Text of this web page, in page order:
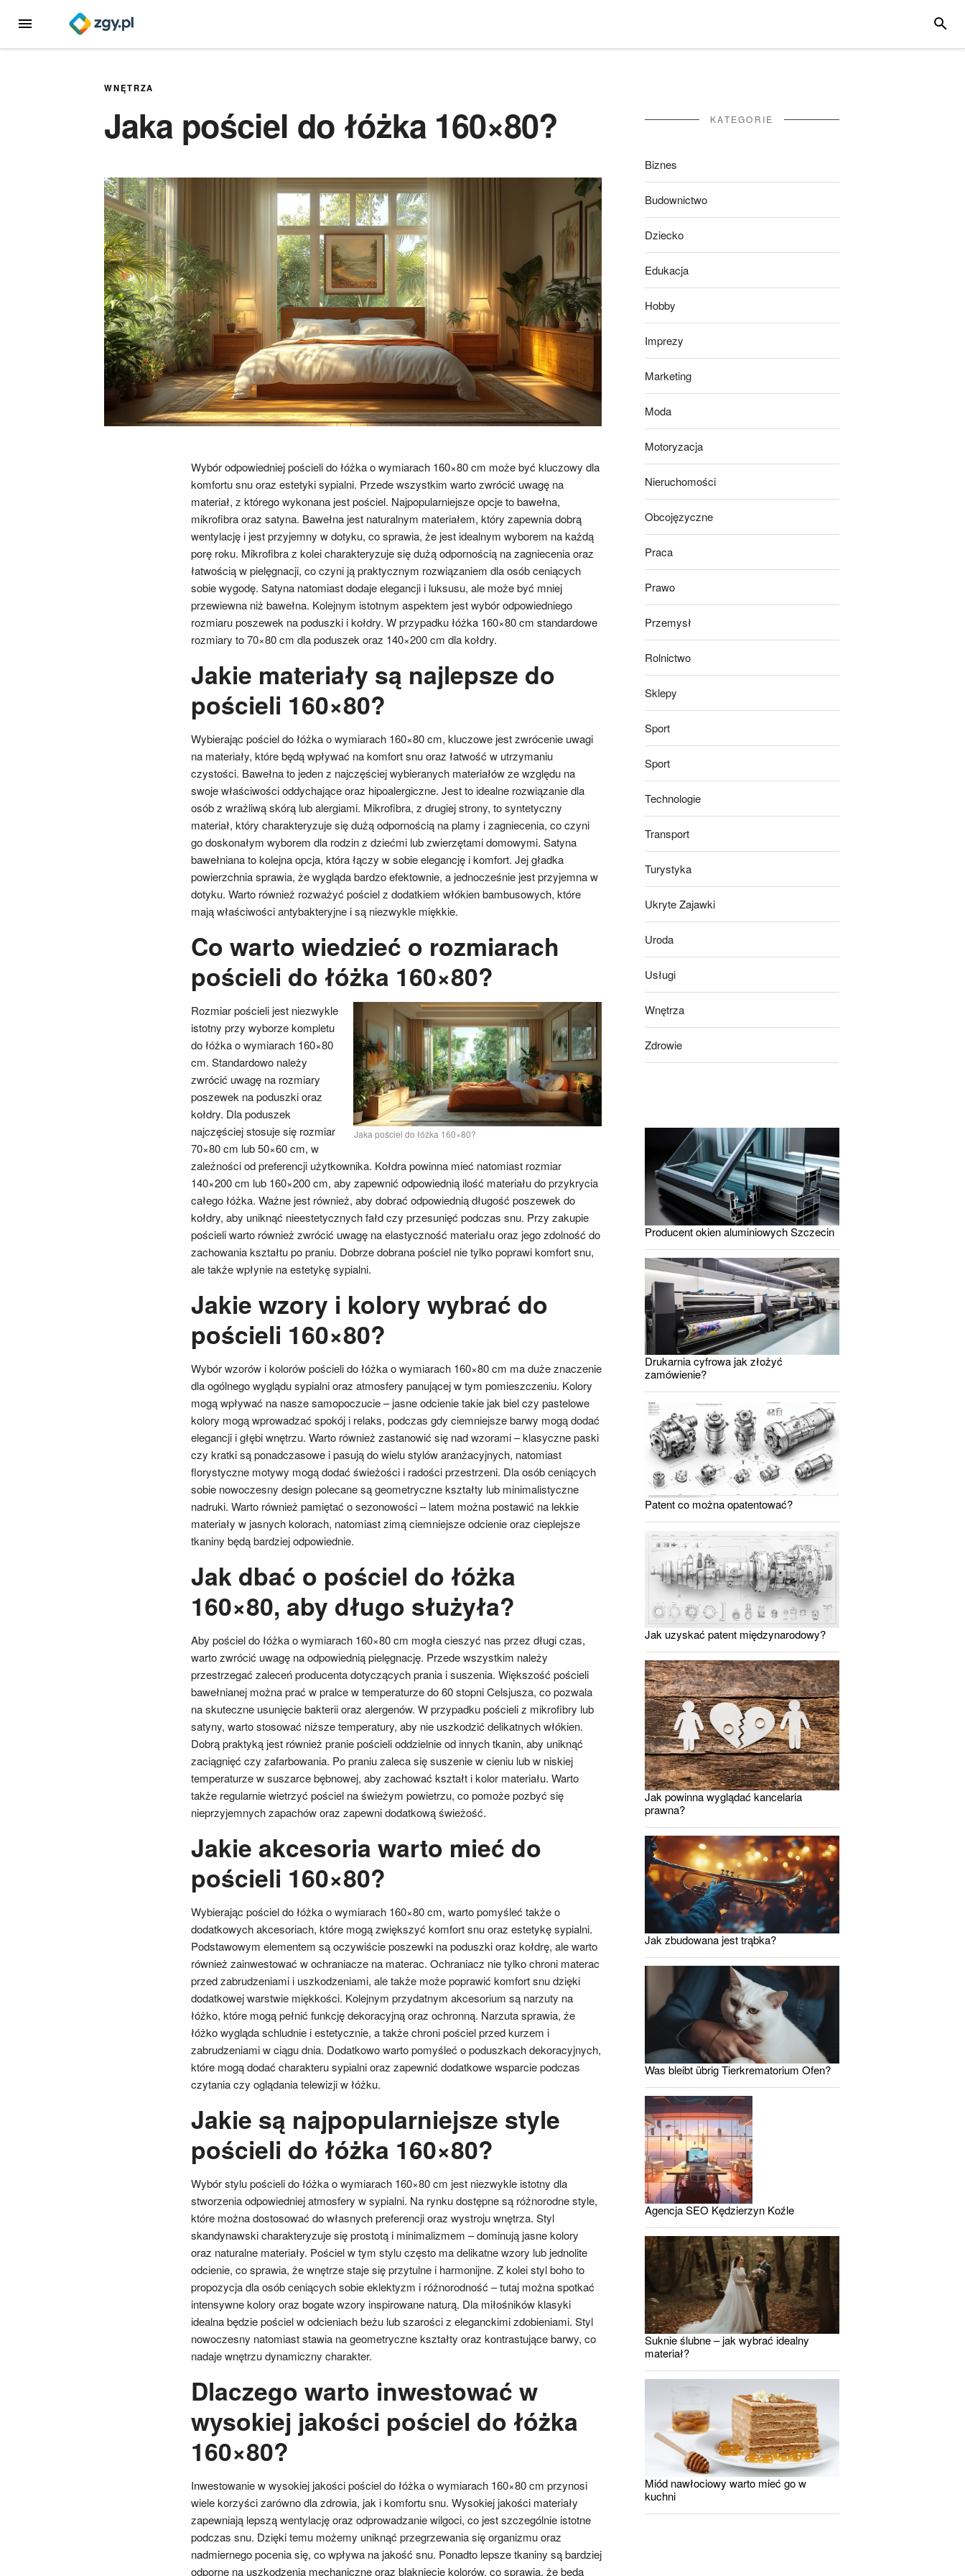
MENU
WNĘTRZA
Jaka pościel do łóżka 160×80?
Wybór odpowiedniej pościeli do łóżka o wymiarach 160×80 cm może być kluczowy dla
komfortu snu oraz estetyki sypialni. Przede wszystkim warto zwrócić uwagę na
materiał, z którego wykonana jest pościel. Najpopularniejsze opcje to bawełna,
mikrofibra oraz satyna. Bawełna jest naturalnym materiałem, który zapewnia dobrą
wentylację i jest przyjemny w dotyku, co sprawia, że jest idealnym wyborem na każdą
porę roku. Mikrofibra z kolei charakteryzuje się dużą odpornością na zagniecenia oraz
łatwością w pielęgnacji, co czyni ją praktycznym rozwiązaniem dla osób ceniących
sobie wygodę. Satyna natomiast dodaje elegancji i luksusu, ale może być mniej
przewiewna niż bawełna. Kolejnym istotnym aspektem jest wybór odpowiedniego
rozmiaru poszewek na poduszki i kołdry. W przypadku łóżka 160×80 cm standardowe
rozmiary to 70×80 cm dla poduszek oraz 140×200 cm dla kołdry.
Jakie materiały są najlepsze do
pościeli 160×80?
Wybierając pościel do łóżka o wymiarach 160×80 cm, kluczowe jest zwrócenie uwagi
na materiały, które będą wpływać na komfort snu oraz łatwość w utrzymaniu
czystości. Bawełna to jeden z najczęściej wybieranych materiałów ze względu na
swoje właściwości oddychające oraz hipoalergiczne. Jest to idealne rozwiązanie dla
osób z wrażliwą skórą lub alergiami. Mikrofibra, z drugiej strony, to syntetyczny
materiał, który charakteryzuje się dużą odpornością na plamy i zagniecenia, co czyni
go doskonałym wyborem dla rodzin z dziećmi lub zwierzętami domowymi. Satyna
bawełniana to kolejna opcja, która łączy w sobie elegancję i komfort. Jej gładka
powierzchnia sprawia, że wygląda bardzo efektownie, a jednocześnie jest przyjemna w
dotyku. Warto również rozważyć pościel z dodatkiem włókien bambusowych, które
mają właściwości antybakteryjne i są niezwykle miękkie.
Co warto wiedzieć o rozmiarach
pościeli do łóżka 160×80?
Jaka pościel do łóżka 160×80?
Rozmiar pościeli jest niezwykle
istotny przy wyborze kompletu
do łóżka o wymiarach 160×80
cm. Standardowo należy
zwrócić uwagę na rozmiary
poszewek na poduszki oraz
kołdry. Dla poduszek
najczęściej stosuje się rozmiar
70×80 cm lub 50×60 cm, w
zależności od preferencji użytkownika. Kołdra powinna mieć natomiast rozmiar
140×200 cm lub 160×200 cm, aby zapewnić odpowiednią ilość materiału do przykrycia
całego łóżka. Ważne jest również, aby dobrać odpowiednią długość poszewek do
kołdry, aby uniknąć nieestetycznych fałd czy przesunięć podczas snu. Przy zakupie
pościeli warto również zwrócić uwagę na elastyczność materiału oraz jego zdolność do
zachowania kształtu po praniu. Dobrze dobrana pościel nie tylko poprawi komfort snu,
ale także wpłynie na estetykę sypialni.
Jakie wzory i kolory wybrać do
pościeli 160×80?
Wybór wzorów i kolorów pościeli do łóżka o wymiarach 160×80 cm ma duże znaczenie
dla ogólnego wyglądu sypialni oraz atmosfery panującej w tym pomieszczeniu. Kolory
mogą wpływać na nasze samopoczucie – jasne odcienie takie jak biel czy pastelowe
kolory mogą wprowadzać spokój i relaks, podczas gdy ciemniejsze barwy mogą dodać
elegancji i głębi wnętrzu. Warto również zastanowić się nad wzorami – klasyczne paski
czy kratki są ponadczasowe i pasują do wielu stylów aranżacyjnych, natomiast
florystyczne motywy mogą dodać świeżości i radości przestrzeni. Dla osób ceniących
sobie nowoczesny design polecane są geometryczne kształty lub minimalistyczne
nadruki. Warto również pamiętać o sezonowości – latem można postawić na lekkie
materiały w jasnych kolorach, natomiast zimą ciemniejsze odcienie oraz cieplejsze
tkaniny będą bardziej odpowiednie.
Jak dbać o pościel do łóżka
160×80, aby długo służyła?
Aby pościel do łóżka o wymiarach 160×80 cm mogła cieszyć nas przez długi czas,
warto zwrócić uwagę na odpowiednią pielęgnację. Przede wszystkim należy
przestrzegać zaleceń producenta dotyczących prania i suszenia. Większość pościeli
bawełnianej można prać w pralce w temperaturze do 60 stopni Celsjusza, co pozwala
na skuteczne usunięcie bakterii oraz alergenów. W przypadku pościeli z mikrofibry lub
satyny, warto stosować niższe temperatury, aby nie uszkodzić delikatnych włókien.
Dobrą praktyką jest również pranie pościeli oddzielnie od innych tkanin, aby uniknąć
zaciągnięć czy zafarbowania. Po praniu zaleca się suszenie w cieniu lub w niskiej
temperaturze w suszarce bębnowej, aby zachować kształt i kolor materiału. Warto
także regularnie wietrzyć pościel na świeżym powietrzu, co pomoże pozbyć się
nieprzyjemnych zapachów oraz zapewni dodatkową świeżość.
Jakie akcesoria warto mieć do
pościeli 160×80?
Wybierając pościel do łóżka o wymiarach 160×80 cm, warto pomyśleć także o
dodatkowych akcesoriach, które mogą zwiększyć komfort snu oraz estetykę sypialni.
Podstawowym elementem są oczywiście poszewki na poduszki oraz kołdrę, ale warto
również zainwestować w ochraniacze na materac. Ochraniacz nie tylko chroni materac
przed zabrudzeniami i uszkodzeniami, ale także może poprawić komfort snu dzięki
dodatkowej warstwie miękkości. Kolejnym przydatnym akcesorium są narzuty na
łóżko, które mogą pełnić funkcję dekoracyjną oraz ochronną. Narzuta sprawia, że
łóżko wygląda schludnie i estetycznie, a także chroni pościel przed kurzem i
zabrudzeniami w ciągu dnia. Dodatkowo warto pomyśleć o poduszkach dekoracyjnych,
które mogą dodać charakteru sypialni oraz zapewnić dodatkowe wsparcie podczas
czytania czy oglądania telewizji w łóżku.
Jakie są najpopularniejsze style
pościeli do łóżka 160×80?
Wybór stylu pościeli do łóżka o wymiarach 160×80 cm jest niezwykle istotny dla
stworzenia odpowiedniej atmosfery w sypialni. Na rynku dostępne są różnorodne style,
które można dostosować do własnych preferencji oraz wystroju wnętrza. Styl
skandynawski charakteryzuje się prostotą i minimalizmem – dominują jasne kolory
oraz naturalne materiały. Pościel w tym stylu często ma delikatne wzory lub jednolite
odcienie, co sprawia, że wnętrze staje się przytulne i harmonijne. Z kolei styl boho to
propozycja dla osób ceniących sobie eklektyzm i różnorodność – tutaj można spotkać
intensywne kolory oraz bogate wzory inspirowane naturą. Dla miłośników klasyki
idealna będzie pościel w odcieniach beżu lub szarości z eleganckimi zdobieniami. Styl
nowoczesny natomiast stawia na geometryczne kształty oraz kontrastujące barwy, co
nadaje wnętrzu dynamiczny charakter.
Dlaczego warto inwestować w
wysokiej jakości pościel do łóżka
160×80?
Inwestowanie w wysokiej jakości pościel do łóżka o wymiarach 160×80 cm przynosi
wiele korzyści zarówno dla zdrowia, jak i komfortu snu. Wysokiej jakości materiały
zapewniają lepszą wentylację oraz odprowadzanie wilgoci, co jest szczególnie istotne
podczas snu. Dzięki temu możemy uniknąć przegrzewania się organizmu oraz
nadmiernego pocenia się, co wpływa na jakość snu. Ponadto lepsze tkaniny są bardziej
odporne na uszkodzenia mechaniczne oraz blaknięcie kolorów, co sprawia, że będą
KATEGORIE
Biznes
Budownictwo
Dziecko
Edukacja
Hobby
Imprezy
Marketing
Moda
Motoryzacja
Nieruchomości
Obcojęzyczne
Praca
Prawo
Przemysł
Rolnictwo
Sklepy
Sport
Sport
Technologie
Transport
Turystyka
Ukryte Zajawki
Uroda
Usługi
Wnętrza
Zdrowie
Producent okien aluminiowych Szczecin
Drukarnia cyfrowa jak złożyć
zamówienie?
Patent co można opatentować?
Jak uzyskać patent międzynarodowy?
Jak powinna wyglądać kancelaria
prawna?
Jak zbudowana jest trąbka?
Was bleibt übrig Tierkrematorium Ofen?
Agencja SEO Kędzierzyn Koźle
Suknie ślubne – jak wybrać idealny
materiał?
Miód nawłociowy warto mieć go w
kuchni